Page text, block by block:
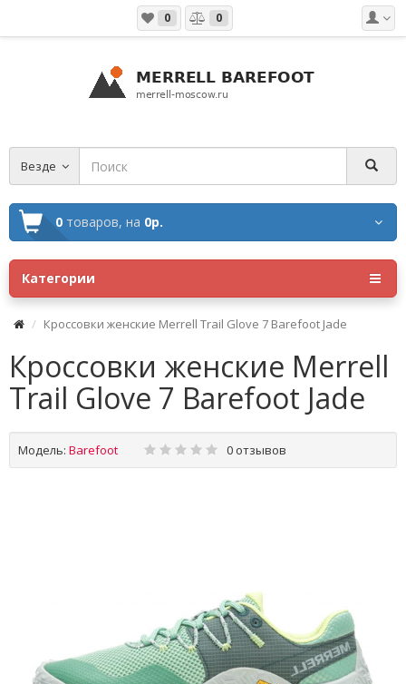
0 0
Везде
0 товаров, на 0р.
Категории
Кроссовки женские Merrell Trail Glove 7 Barefoot Jade
Кроссовки женские Merrell
Trail Glove 7 Barefoot Jade
Модель: Barefoot 0 отзывов